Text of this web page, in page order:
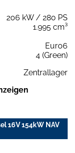
206 kW / 280 PS
1.995 cm³
Euro6
4 (Green)
Zentrallager
16V 154kW NAV